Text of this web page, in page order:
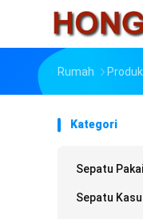
Rumah Produk
Kategori
Sepatu
Sepatu